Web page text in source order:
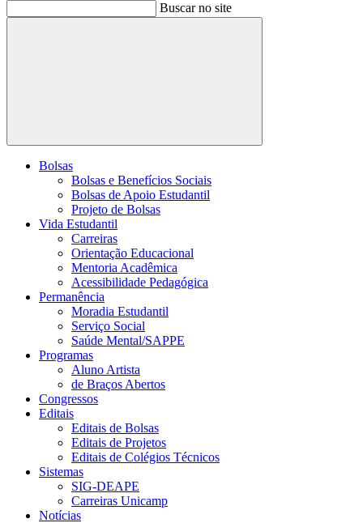
Buscar no site
Buscar
Bolsas
Bolsas e Benefícios Sociais
Bolsas de Apoio Estudantil
Projeto de Bolsas
Vida Estudantil
Carreiras
Orientação Educacional
Mentoria Acadêmica
Acessibilidade Pedagógica
Permanência
Moradia Estudantil
Serviço Social
Saúde Mental/SAPPE
Programas
Aluno Artista
de Braços Abertos
Congressos
Editais
Editais de Bolsas
Editais de Projetos
Editais de Colégios Técnicos
Sistemas
SIG-DEAPE
Carreiras Unicamp
Notícias